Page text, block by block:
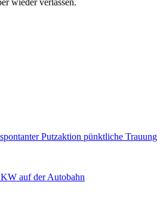
Putzaktion pünktliche Trauung
auf der Autobahn